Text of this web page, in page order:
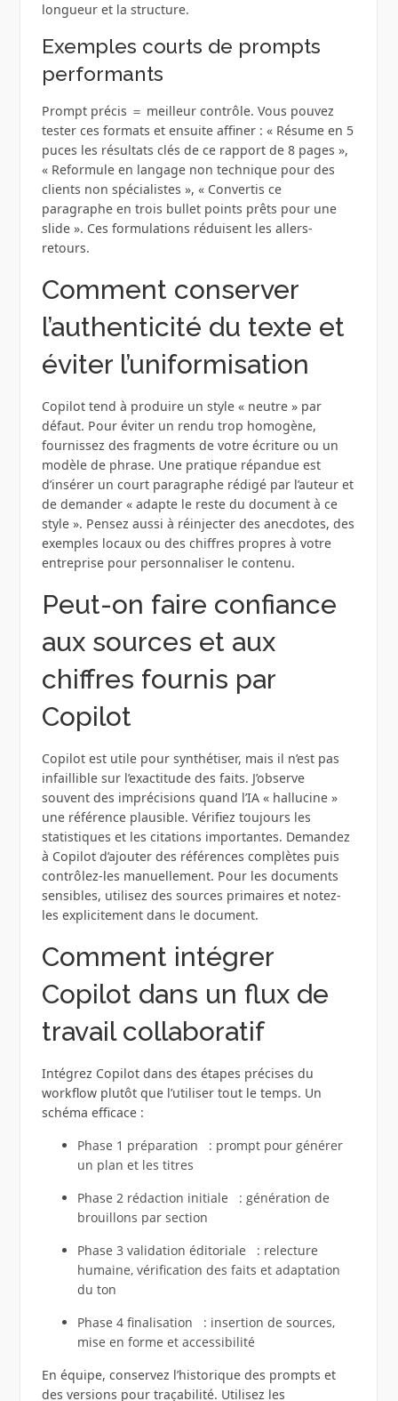
longueur et la structure.
Exemples courts de prompts
performants
Prompt précis ＝ meilleur contrôle. Vous pouvez
tester ces formats et ensuite affiner : « Résume en 5
puces les résultats clés de ce rapport de 8 pages »,
« Reformule en langage non technique pour des
clients non spécialistes », « Convertis ce
paragraphe en trois bullet points prêts pour une
slide ». Ces formulations réduisent les allers-
retours.
Comment conserver
l’authenticité du texte et
éviter l’uniformisation
Copilot tend à produire un style « neutre » par
défaut. Pour éviter un rendu trop homogène,
fournissez des fragments de votre écriture ou un
modèle de phrase. Une pratique répandue est
d’insérer un court paragraphe rédigé par l’auteur et
de demander « adapte le reste du document à ce
style ». Pensez aussi à réinjecter des anecdotes, des
exemples locaux ou des chiffres propres à votre
entreprise pour personnaliser le contenu.
Peut-on faire confiance
aux sources et aux
chiffres fournis par
Copilot
Copilot est utile pour synthétiser, mais il n’est pas
infaillible sur l’exactitude des faits. J’observe
souvent des imprécisions quand l’IA « hallucine »
une référence plausible. Vérifiez toujours les
statistiques et les citations importantes. Demandez
à Copilot d’ajouter des références complètes puis
contrôlez-les manuellement. Pour les documents
sensibles, utilisez des sources primaires et notez-
les explicitement dans le document.
Comment intégrer
Copilot dans un flux de
travail collaboratif
Intégrez Copilot dans des étapes précises du
workflow plutôt que l’utiliser tout le temps. Un
schéma efficace :
Phase 1 préparation : prompt pour générer
un plan et les titres
Phase 2 rédaction initiale : génération de
brouillons par section
Phase 3 validation éditoriale : relecture
humaine, vérification des faits et adaptation
du ton
Phase 4 finalisation : insertion de sources,
mise en forme et accessibilité
En équipe, conservez l’historique des prompts et
des versions pour traçabilité. Utilisez les